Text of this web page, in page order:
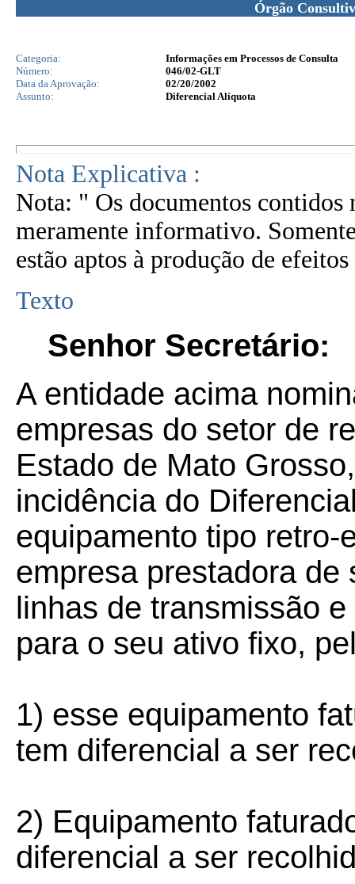
Órgão
Categoria:
Informações em Processos de Consulta
Número:
046/02-GLT
Data da Aprovação:
02/20/2002
Assunto:
Diferencial Alíquota
Nota Explicativa :
Nota: " Os documentos contidos
meramente informativo.
estão aptos à produção de
Texto
Senhor Secretário:
A entidade acima
empresas do setor de
Estado de Mato
incidência do
equipamento tipo retro-
empresa prestadora
linhas de transmissão
para o seu ativo fixo,
1) esse equipamento
tem diferencial a ser
2) Equipamento
diferencial a ser